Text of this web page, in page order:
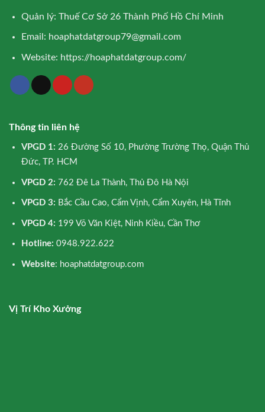
Quản lý: Thuế Cơ Sở 26 Thành Phố Hồ Chí Minh
Email: hoaphatdatgroup79@gmail.com
Website: https://hoaphatdatgroup.com/
Thông tin liên hệ
VPGD 1: 26 Đường Số 10, Phường Trường Thọ, Quận Thủ
Đức, TP. HCM
VPGD 2: 762 Đê La Thành, Thủ Đô Hà Nội
VPGD 3: Bắc Cầu Cao, Cẩm Vịnh, Cẩm Xuyên, Hà Tĩnh
VPGD 4: 199 Võ Văn Kiệt, Ninh Kiều, Cần Thơ
Hotline: 0948.922.622
Website: hoaphatdatgroup.com
Vị Trí Kho Xưởng